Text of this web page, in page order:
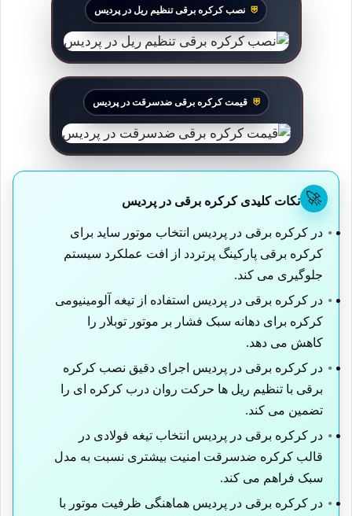
نصب کرکره برقی تنظیم ریل در پردیس
قیمت کرکره برقی ضدسرقت در پردیس
🚀 نکات کلیدی کرکره برقی در پردیس
در کرکره برقی در پردیس انتخاب موتور ساید برای
کرکره برقی پارکینگ پرتردد از افت عملکرد سیستم
جلوگیری می کند.
در کرکره برقی در پردیس استفاده از تیغه آلومینیومی
کرکره برای دهانه سبک فشار بر موتور توبلار را
کاهش می دهد.
در کرکره برقی در پردیس اجرای دقیق نصب کرکره
برقی با تنظیم ریل ها حرکت روان درب کرکره ای را
تضمین می کند.
در کرکره برقی در پردیس انتخاب تیغه فولادی در
قالب کرکره ضدسرقت امنیت بیشتری نسبت به مدل
سبک فراهم می کند.
در کرکره برقی در پردیس هماهنگی ظرفیت موتور با